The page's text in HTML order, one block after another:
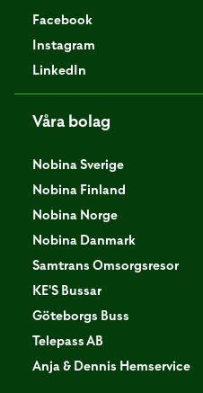
Facebook
Instagram
LinkedIn
Våra bolag
Nobina Sverige
Nobina Finland
Nobina Norge
Nobina Danmark
Samtrans Omsorgsresor
KE'S Bussar
Göteborgs Buss
Telepass AB
Anja & Dennis Hemservice